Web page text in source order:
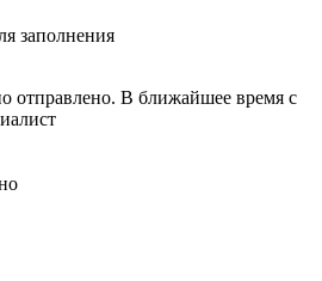
заполнения
отправлено. В ближайшее время с